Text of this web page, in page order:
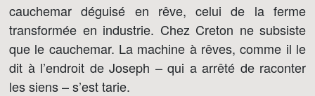
cauchemar déguisé en rêve, celui de la ferme
transformée en industrie. Chez Creton ne subsiste
que le cauchemar. La machine à rêves, comme il le
dit à l’endroit de Joseph – qui a arrêté de raconter
les siens – s’est tarie.